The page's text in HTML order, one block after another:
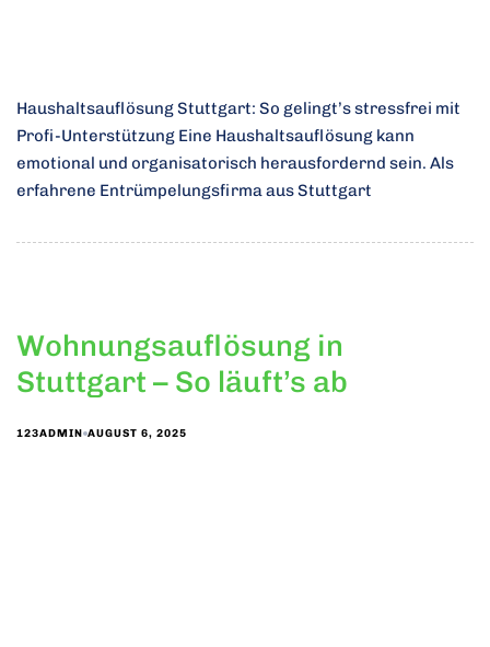
Haushaltsauflösung Stuttgart: So gelingt’s stressfrei mit
Profi-Unterstützung Eine Haushaltsauflösung kann
emotional und organisatorisch herausfordernd sein. Als
erfahrene Entrümpelungsfirma aus Stuttgart
Wohnungsauflösung in
Stuttgart – So läuft’s ab
123ADMIN AUGUST 6, 2025